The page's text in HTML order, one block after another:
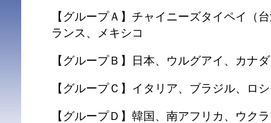
【グループＡ】チャイニーズタイペイ（
ランス、メキシコ
【グループＢ】日本、ウルグアイ、カナ
【グループＣ】イタリア、ブラジル、ロ
【グループＤ】韓国、南アフリカ、ウク